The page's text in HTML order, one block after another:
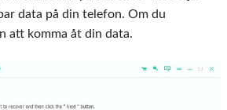
data på din telefon. Om du
att komma åt din data.